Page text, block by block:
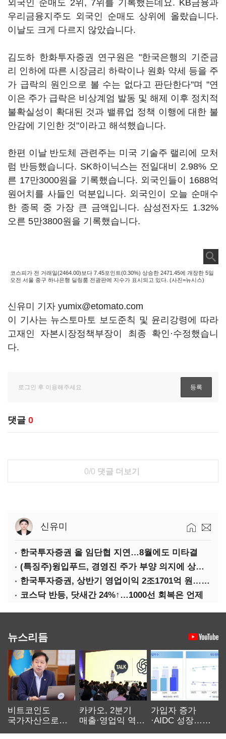
외국인 순매도 2위, 7위를 기록했는데요. KB금융과
우리금융지주도 외국인 순매도 상위에 올랐습니다.
이날도 크게 다르지 않았습니다.
김도하 한화투자증권 연구원은 "한국은행의 기준금
리 인하에 따른 시장금리 하락이나 원화 약세 등을 주
가 급락의 원인으로 볼 수는 없다고 판단한다"며 "연
이은 주가 급락은 비상계엄 발동 및 해제 이후 정치적
불확실성이 확대된 것과 밸류업 정책 이행에 대한 불
안감에 기인한 것"이라고 해석했습니다.
한편 이날 반도체 관련주는 미국 기술주 랠리에 모처
럼 반등했습니다. SK하이닉스는 전일대비 2.98% 오
른 17만3000원을 기록했습니다. 외국인들이 1688억
원어치를 사들인 덕분입니다. 외국인이 오늘 순매수
한 종목 중 가장 큰 금액입니다. 삼성전자도 1.32%
오른 5만3800원을 기록했습니다.
코스피가 전 거래일(2464.00)보다 7.45포인트(0.30%) 상승한 2471.45에 개장한 5일
오전 서울 중구 하나은행 딜링룸 전광판에 지수가 표시되고 있다. (사진=뉴시스)
신유미 기자 yumix@etomato.com
이 기사는 뉴스토마토 보도준칙 및 윤리강령에 따라
고재인 자본시장정책부장이 최종 확인·수정했습니
다.
댓글 0
0/0 댓글 더보기
신유미
한국투자증권 올 임단협 지연…8월에도 미타결
(특징주)윙입푸드, 경영진 주가 부양 의지에 상한가
한국투자증권, 상반기 영업이익 2조1701억 원… 전년비 89.1%↑
코스닥 반등, 닷새간 24%↑…1000선 회복은 언제
뉴스리듬
비트코인도
국가자산으로…'
카카오, 2분기
매출·영업익 역대
가입자 증가
·AIDC 성장…